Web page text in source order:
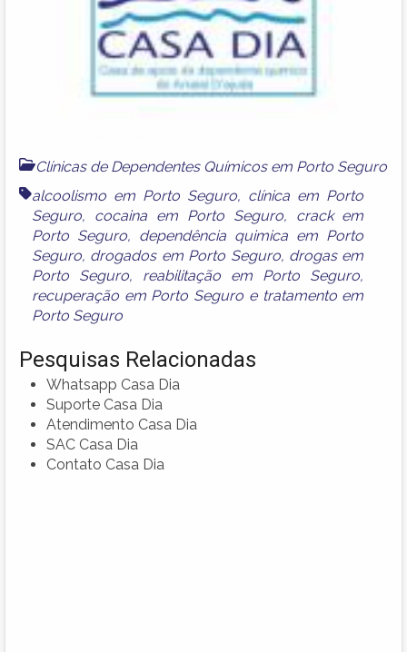
Clínicas de Dependentes Químicos em Porto Seguro
alcoolismo em Porto Seguro, clínica em Porto
Seguro, cocaina em Porto Seguro, crack em
Porto Seguro, dependência quimica em Porto
Seguro, drogados em Porto Seguro, drogas em
Porto Seguro, reabilitação em Porto Seguro,
recuperação em Porto Seguro e tratamento em
Porto Seguro
Pesquisas Relacionadas
Whatsapp Casa Dia
Suporte Casa Dia
Atendimento Casa Dia
SAC Casa Dia
Contato Casa Dia